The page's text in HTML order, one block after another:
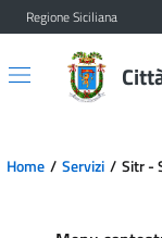
Vai al contenuto
Vai al menu principale
Regione Siciliana
Home Servizi Sitr -